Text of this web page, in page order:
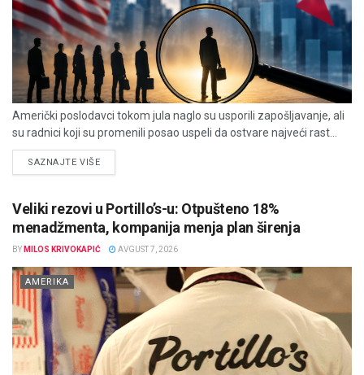
Američki poslodavci tokom jula naglo su usporili zapošljavanje, ali
su radnici koji su promenili posao uspeli da ostvare najveći rast...
SAZNAJTE VIŠEDETAILS
Veliki rezovi u Portillo’s-u: Otpušteno 18%
menadžmenta, kompanija menja plan širenja
BY MILOS KRIVOKAPIĆ AVGUST 7, 2026
AMERIKA